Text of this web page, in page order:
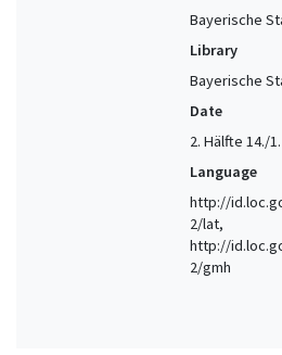
Bayerische
Library
Bayerische
Date
2. Hälfte 14./
Language
http://
2/lat,
http://
2/gmh